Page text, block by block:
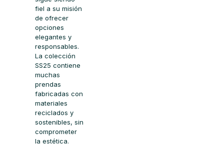
fiel a su misión
de ofrecer
opciones
elegantes y
responsables.
La colección
SS25 contiene
muchas
prendas
fabricadas con
materiales
reciclados y
sostenibles, sin
comprometer
la estética.